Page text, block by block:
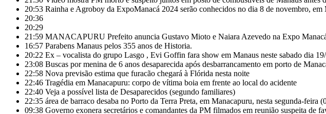
20:53 Rainha e Agroboy da ExpoManacá 2024 serão conhecidos no dia 8 de novembro, em
20:36
20:29
21:59 MANACAPURU Prefeito anuncia Gustavo Mioto e Naiara Azevedo na Expo
16:57 Parabens Manaus pelos 355 anos de Historia.
20:22 Ex – vocalista do grupo Lasgo , Evi Goffin fara show em Manaus neste sabado dia
23:08 Buscas por menina de 6 anos desaparecida após desbarrancamento em porto de
22:58 Nova previsão estima que furacão chegará à Flórida nesta noite
22:46 Tragédia em Manacapuru: corpo de vítima boia em frente ao local do acidente
22:40 Veja a possível lista de Desaparecidos (segundo familiares)
22:35 área de barraco desaba no Porto da Terra Preta, em Manacapuru, nesta segunda-feira
09:38 Governo exonera secretários e comandantes da PM filmados em reunião suspeita de